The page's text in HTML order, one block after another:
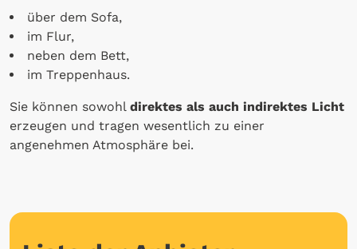
über dem Sofa,
im Flur,
neben dem Bett,
im Treppenhaus.
Sie können sowohl direktes als auch indirektes Licht
erzeugen und tragen wesentlich zu einer
angenehmen Atmosphäre bei.